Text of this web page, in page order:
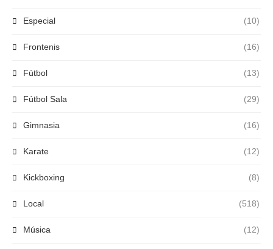
Especial (10)
Frontenis (16)
Fútbol (13)
Fútbol Sala (29)
Gimnasia (16)
Karate (12)
Kickboxing (8)
Local (518)
Música (12)